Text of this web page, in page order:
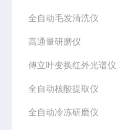
全自动毛发清洗仪
高通量研磨仪
傅立叶变换红外光谱仪
全自动核酸提取仪
全自动冷冻研磨仪